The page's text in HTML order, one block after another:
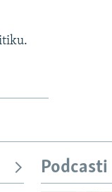
Podcasti